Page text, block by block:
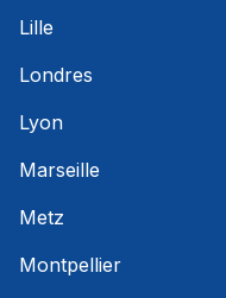
Lille
Londres
Lyon
Marseille
Metz
Montpellier